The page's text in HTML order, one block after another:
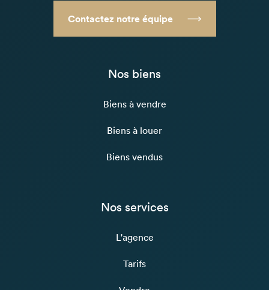
Contactez notre équipe
Nos biens
Biens à vendre
Biens à louer
Biens vendus
Nos services
L'agence
Tarifs